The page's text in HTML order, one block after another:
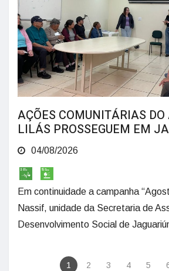
AÇÕES COMUNITÁRIAS DO
LILÁS PROSSEGUEM EM
04/08/2026
Em continuidade a campanha
Nassif, unidade da Secretaria de
Desenvolvimento Social de
1 2 3 4 5